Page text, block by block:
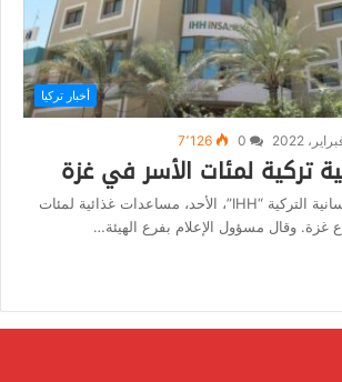
أخبار تركيا
7٬126
تركية لمئات الأسر في غزة
قدمت هيئة الإغاثة الإنسانية التركية “IHH”، الأحد، مساعدات غذائية لمئات
غزة. وقال مسؤول الإعلام بفرع الهيئة…